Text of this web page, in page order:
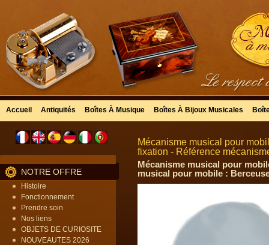
Accueil Antiquités Boîtes À Musique Boîtes À Bijoux Musicales
NOTRE OFFRE
Histoire
Fonctionnement
Prendre soin
Nos liens
OBJETS DE CURIOSITE
NOUVEAUTES 2026
Mécanisme musical pour
fixation - Référence
Mécanisme musical pour
musical pour mobile :